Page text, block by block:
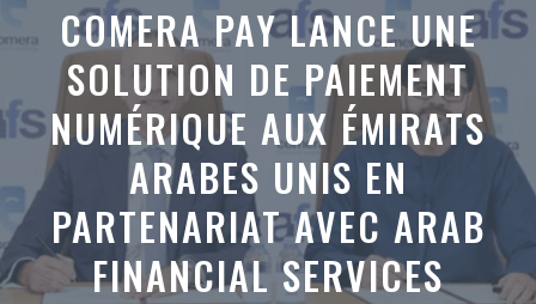
COMERA PAY LANCE UNE
SOLUTION DE PAIEMENT
NUMÉRIQUE AUX ÉMIRATS
ARABES UNIS EN
PARTENARIAT AVEC ARAB
FINANCIAL SERVICES